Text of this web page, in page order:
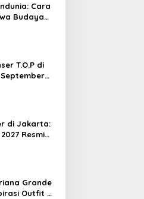
Cara
Budaya
T.O.P di
di Jakarta:
Resmi
Grande
Outfit &